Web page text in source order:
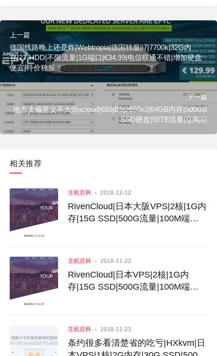
上一篇
德国线路晚上还是炸|Webtropia|德国独服|i7|7700k|32G内
存|2T HDD|不限流量|1G端口|€34.99|电信联通不错|增加硬盘
便宜|特价独服
下一篇
地方太偏意义不大|Bacloud|€60|E5|2650v2|64GB内存|500GB
SSD硬盘|50TB流量|立陶宛
相关推荐
主机百科 2018-12-12
RivenCloud|日本大阪VPS|2核|1G内
存|15G SSD|500G流量|100M端
主机百科 2018-11-22
RivenCloud|日本VPS|2核|1G内
存|15G SSD|500G流量|100M端
主机百科 2018-11-23
条约很多看清楚省的吃亏|HXkvm|日